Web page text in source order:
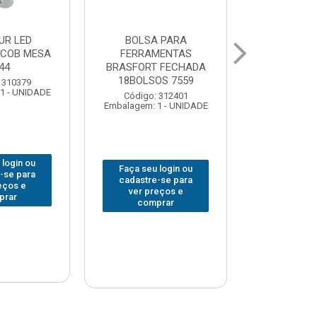
PARA
7559
login ou
se para
e
GRAMPO MARCENEIRO
SARGENTO BRASFORT
80x 250
Código: 312649
Embalagem: 1 - UNIDADE
Faça seu login ou
cadastre-se para
ver preços e
comprar